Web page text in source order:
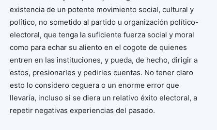
existencia de un potente movimiento social, cultural y
político, no sometido al partido u organización político-
electoral, que tenga la suficiente fuerza social y moral
como para echar su aliento en el cogote de quienes
entren en las instituciones, y pueda, de hecho, dirigir a
estos, presionarles y pedirles cuentas. No tener claro
esto lo considero ceguera o un enorme error que
llevaría, incluso si se diera un relativo éxito electoral, a
repetir negativas experiencias del pasado.